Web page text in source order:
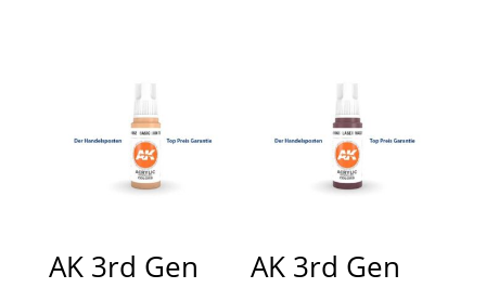
AK 3rd Gen
AK 3rd Gen